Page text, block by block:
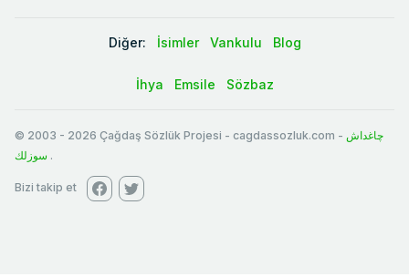
Diğer: İsimler Vankulu Blog
İhya Emsile Sözbaz
© 2003 - 2026 Çağdaş Sözlük Projesi - cagdassozluk.com - چاغداش
سوزلك .
Bizi takip et